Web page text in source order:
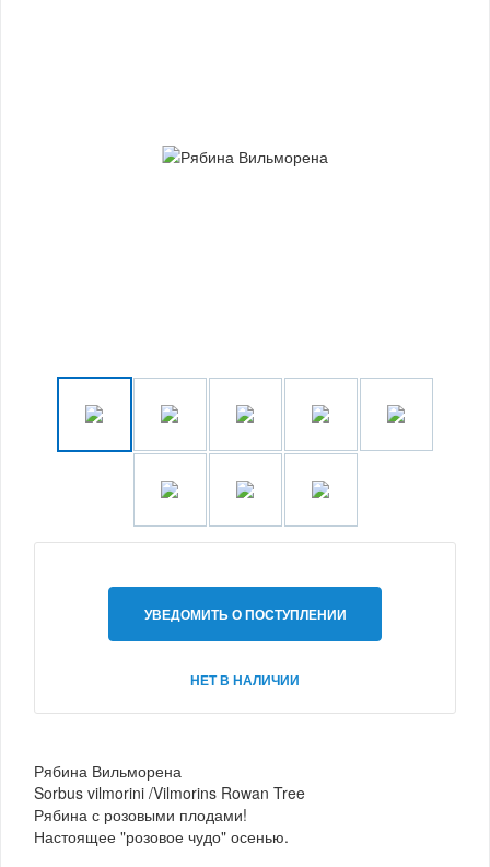
УВЕДОМИТЬ О ПОСТУПЛЕНИИ
НЕТ В НАЛИЧИИ
Рябина Вильморена
Sorbus vilmorini /Vilmorins Rowan Tree
Рябина с розовыми плодами!
Настоящее "розовое чудо" осенью.